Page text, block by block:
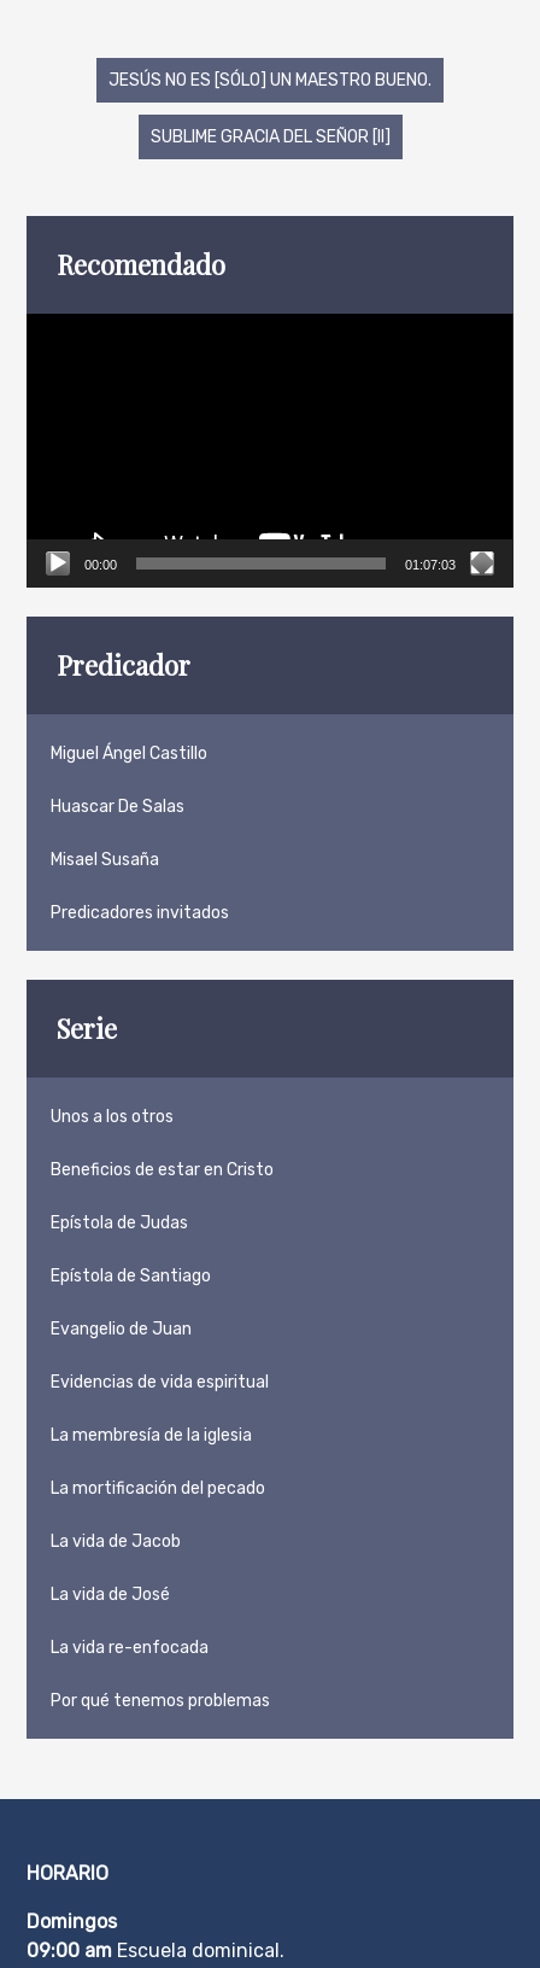
Navegación
JESÚS NO ES [SÓLO] UN MAESTRO BUENO.
SUBLIME GRACIA DEL SEÑOR [II]
Recomendado
00:00 01:07:03
Predicador
Miguel Ángel Castillo
Huascar De Salas
Misael Susaña
Predicadores invitados
Serie
Unos a los otros
Beneficios de estar en Cristo
Epístola de Judas
Epístola de Santiago
Evangelio de Juan
Evidencias de vida espiritual
La membresía de la iglesia
La mortificación del pecado
La vida de Jacob
La vida de José
La vida re-enfocada
Por qué tenemos problemas
HORARIO
Domingos
09:00 am Escuela dominical.